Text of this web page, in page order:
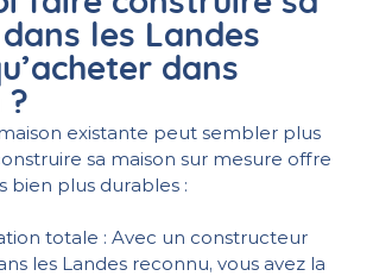
les Landes
dans
?
existante peut sembler plus
sa maison sur mesure offre
bien plus durables :
totale : Avec un constructeur
les Landes reconnu, vous avez la